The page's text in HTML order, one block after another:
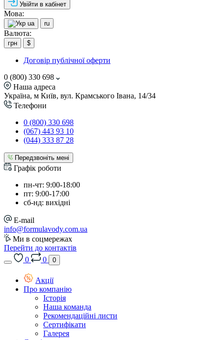
Увійти в кабінет
Мова:
ua ru
Валюта:
грн $
Договір публічної оферти
0 (800) 330 698
Наша адреса
Україна, м Київ, вул. Крамського Івана, 14/34
Телефони
0 (800) 330 698
(067) 443 93 10
(044) 333 87 28
Передзвоніть мені
Графік роботи
пн-чт: 9:00-18:00
пт: 9:00-17:00
сб-нд: вихідні
E-mail
info@formulavody.com.ua
Ми в соцмережах
Перейти до контактів
0
0 0
Акції
Про компанію
Історія
Наша команда
Рекомендаційні листи
Сертифікати
Галерея